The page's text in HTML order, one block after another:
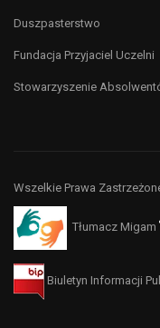
Duszpasterstwo
Fundacja Przyjaciel Uczelni
Stowarzyszenie
Wszelkie Prawa
Tłumacz Migam
Biuletyn Informacji